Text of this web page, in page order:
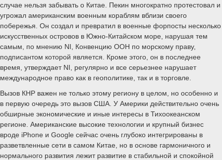
случае нельзя забывать о Китае. Пекин многократно протестовал и
угрожал американским военным кораблям вблизи своего
побережья. Он создал и превратил в военные форпосты несколько
искусственных островов в Южно-Китайском море, нарушая тем
самым, по мнению NI, Конвенцию ООН по морскому праву,
подписантом которой является. Кроме этого, он в последнее
время, утверждает NI, регулярно и все серьезнее нарушает
международное право как в геополитике, так и в торговле.
Вызов КНР важен не только этому региону в целом, но особенно и
в первую очередь это вызов США. У Америки действительно очень
обширные экономические и иные интересы в Тихоокеанском
регионе. Американские высокие технологии и крупный бизнес
вроде iPhone и Google сейчас очень глубоко интегрированы в
разветвленные сети в самом Китае, но в основе гармоничного и
нормального развития лежит развитие в стабильной и спокойной